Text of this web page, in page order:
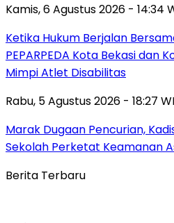
Kamis, 6 Agustus 2026 - 14:34
Ketika Hukum Berjalan
PEPARPEDA Kota Bekasi dan
Mimpi Atlet Disabilitas
Rabu, 5 Agustus 2026 - 18:27
‎Marak Dugaan Pencurian,
Sekolah Perketat Keamanan
Berita Terbaru